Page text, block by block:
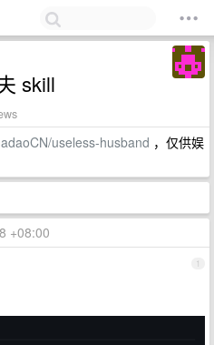
skill
useless-husband ，仅供娱
+08:00
1